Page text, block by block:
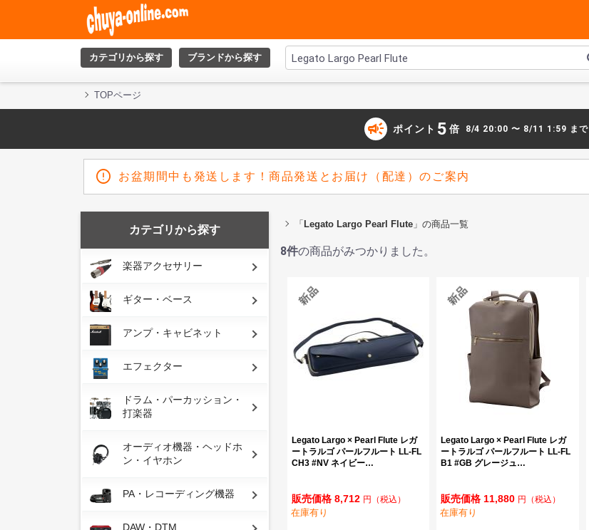
カテゴリから探す ブランドから探す
TOPページ
campaign ポイント 5 倍 8/4 20:00 〜 8/11 1:59 まで
お盆期間中も発送します！商品発送とお届け（配達）のご案内
カテゴリから探す
楽器アクセサリー
ギター・ベース
アンプ・キャビネット
エフェクター
ドラム・パーカッション・
打楽器
オーディオ機器・ヘッドホ
ン・イヤホン
PA・レコーディング機器
DAW・DTM
「 Legato Largo Pearl Flute」の商品一覧
8件の商品がみつかりました。
Legato Largo × Pearl Flute レガ
ートラルゴ パールフルート LL-FL
CH3 #NV ネイビー…
販売価格 8,712 円 （税込）
在庫有り
Legato Largo × Pearl Flute レガ
ートラルゴ パールフルート LL-FL
B1 #GB グレージュ…
販売価格 11,880 円 （税込）
在庫有り